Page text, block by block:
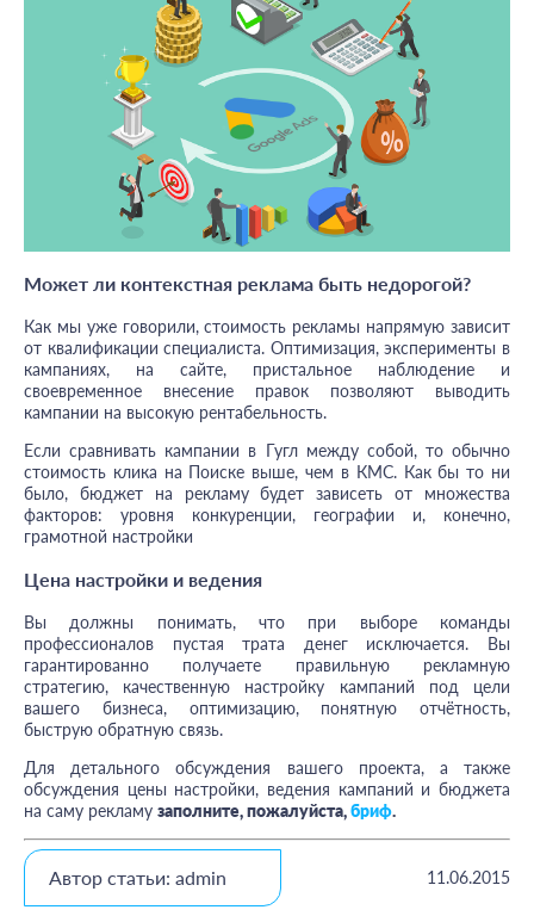
Может ли контекстная реклама быть недорогой?
Как мы уже говорили, стоимость рекламы напрямую зависит
от квалификации специалиста. Оптимизация, эксперименты в
кампаниях, на сайте, пристальное наблюдение и
своевременное внесение правок позволяют выводить
кампании на высокую рентабельность.
Если сравнивать кампании в Гугл между собой, то обычно
стоимость клика на Поиске выше, чем в КМС. Как бы то ни
было, бюджет на рекламу будет зависеть от множества
факторов: уровня конкуренции, географии и, конечно,
грамотной настройки
Цена настройки и ведения
Вы должны понимать, что при выборе команды
профессионалов пустая трата денег исключается. Вы
гарантированно получаете правильную рекламную
стратегию, качественную настройку кампаний под цели
вашего бизнеса, оптимизацию, понятную отчётность,
быструю обратную связь.
Для детального обсуждения вашего проекта, а также
обсуждения цены настройки, ведения кампаний и бюджета
на саму рекламу заполните, пожалуйста,бриф.
Автор статьи: admin 11.06.2015